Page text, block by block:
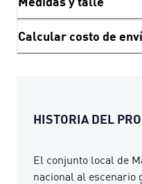
Calcular costo de
HISTORIA DEL
El conjunto local de
nacional al escenario